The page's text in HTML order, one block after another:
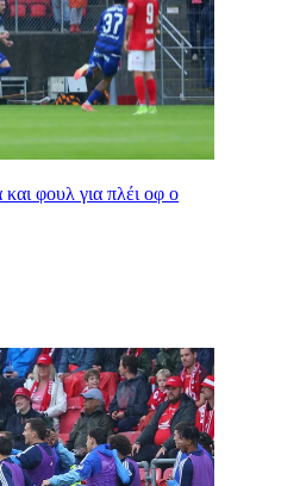
φουλ για πλέι οφ ο